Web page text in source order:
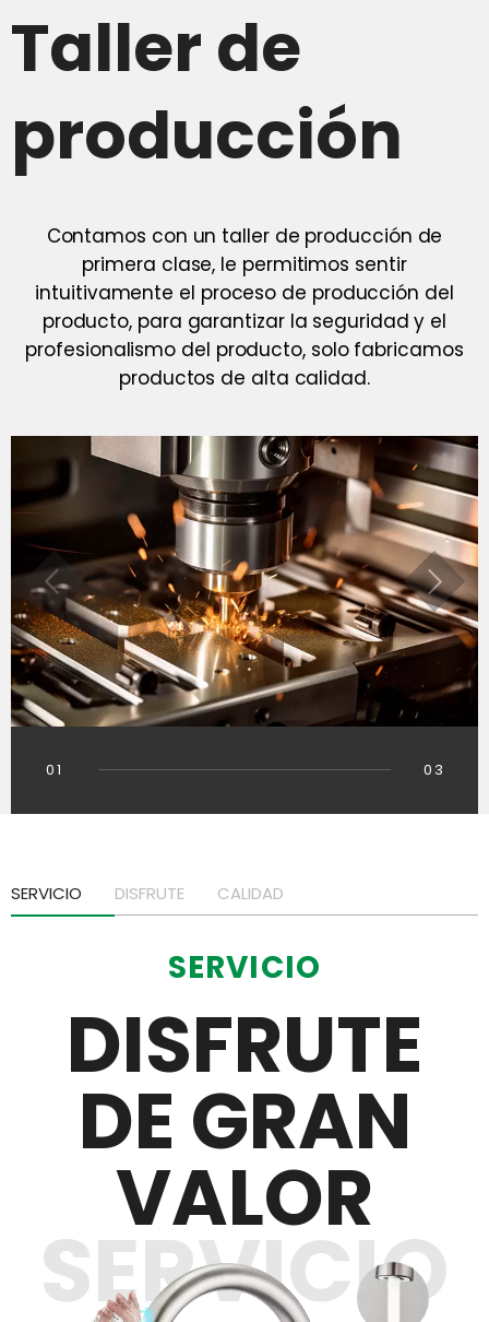
Taller de
producción
Contamos con un taller de producción de
primera clase, le permitimos sentir
intuitivamente el proceso de producción del
producto, para garantizar la seguridad y el
profesionalismo del producto, solo fabricamos
productos de alta calidad.
01 03
SERVICIO
DISFRUTE
DE GRAN
VALOR
SERVICIO DISFRUTE CALIDAD
SERVICIO